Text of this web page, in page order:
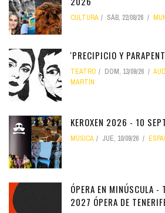
CULTURA SÁB, 22/08/26
'PRECIPICIO Y
TEATRO DOM, 13/09/26
MARTÍN
KEROXEN 2026 - 10
MÚSICA JUE, 10/09/26
ÓPERA EN MINÚSCULA
2027 ÓPERA DE